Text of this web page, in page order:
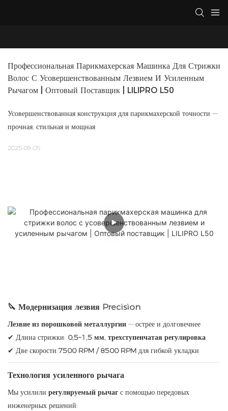
Профессиональная Парикмахерская Машинка Для Стрижки
Волос С Усовершенствованным Лезвием И Усиленным
Рычагом | Оптовый Поставщик | LILIPRO L50
Усовершенствованная конструкция для парикмахерской точности —
прочная, стильная и мощная
2025-09-05
🔪 Модернизация лезвия Precision
Лезвие из порошковой металлургии — острее и долговечнее
✔ Длина стрижки: 0,5–1,5 мм, трехступенчатая регулировка
✔ Две скорости:7500 RPM / 8500 RPM для гибкой укладки
Технология усиленного рычага
Мы усилили регулируемый рычаг с помощью передовых
инженерных решений: